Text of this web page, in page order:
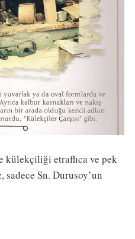
külekçiliği etraflıca ve pek
sadece Sn. Durusoy’un